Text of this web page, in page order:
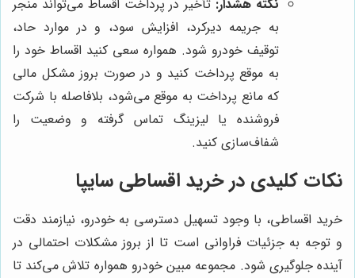
نکته هشدار: تأخیر در پرداخت اقساط می‌تواند منجر
به جریمه دیرکرد، افزایش سود، و در موارد حاد،
توقیف خودرو شود. همواره سعی کنید اقساط خود را
به موقع پرداخت کنید و در صورت بروز مشکل مالی
که مانع پرداخت به موقع می‌شود، بلافاصله با شرکت
فروشنده یا لیزینگ تماس گرفته و وضعیت را
شفاف‌سازی کنید.
نکات کلیدی در خرید اقساطی سایپا
خرید اقساطی، با وجود تسهیل دسترسی به خودرو، نیازمند دقت
و توجه به جزئیات فراوانی است تا از بروز مشکلات احتمالی در
آینده جلوگیری شود. مجموعه مبین خودرو همواره تلاش می‌کند تا